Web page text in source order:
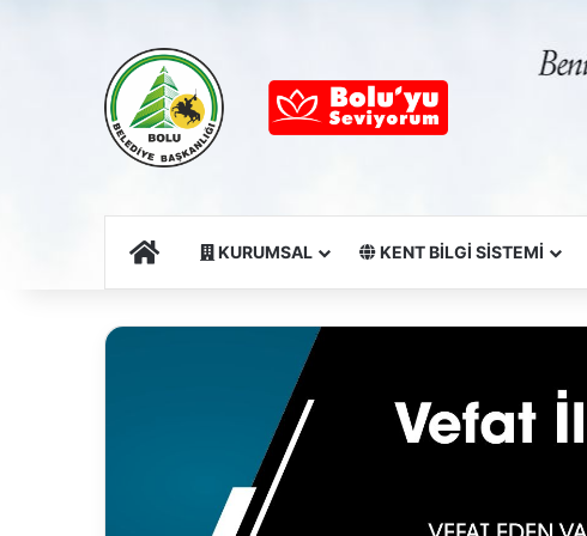
Ana SayfaKURUMSAL KENT BİLGİ SİSTEMİ